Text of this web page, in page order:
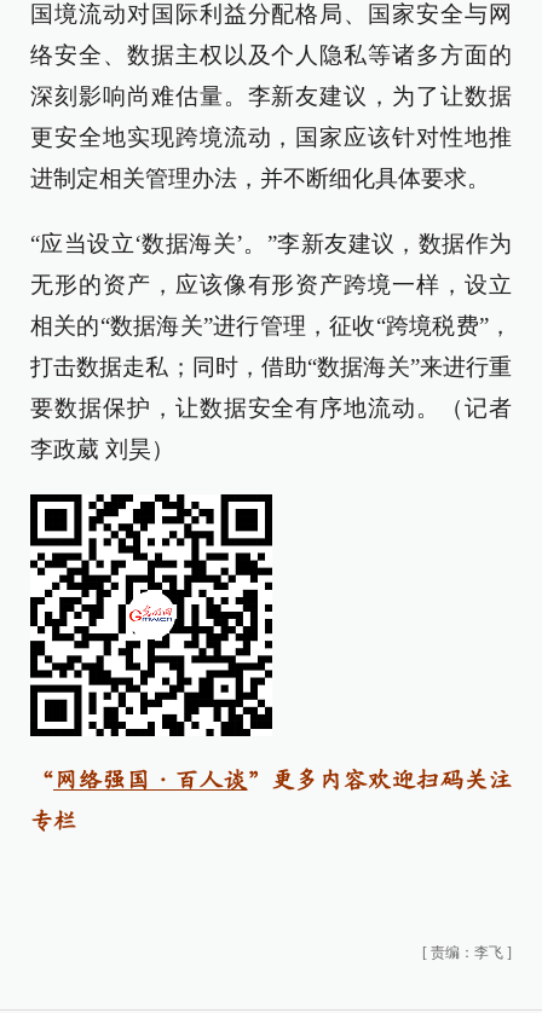
国境流动对国际利益分配格局、国家安全与网
络安全、数据主权以及个人隐私等诸多方面的
深刻影响尚难估量。李新友建议，为了让数据
更安全地实现跨境流动，国家应该针对性地推
进制定相关管理办法，并不断细化具体要求。
“应当设立‘数据海关’。”李新友建议，数据作为
无形的资产，应该像有形资产跨境一样，设立
相关的“数据海关”进行管理，征收“跨境税费”，
打击数据走私；同时，借助“数据海关”来进行重
要数据保护，让数据安全有序地流动。（记者
李政葳 刘昊）
“ 网络强国·百人谈 ”更多内容欢迎扫码关注
专栏
[ 责编：李飞 ]